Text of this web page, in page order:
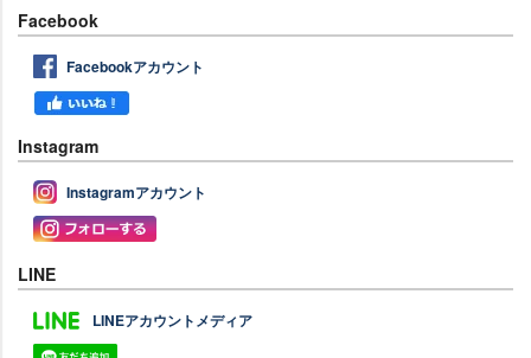
Facebook
Facebookアカウント
Instagram
Instagramアカウント
LINE
LINEアカウントメディア